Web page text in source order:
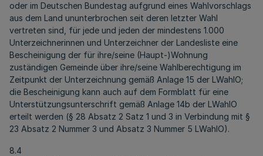
oder im Deutschen Bundestag aufgrund eines Wahlvorschlags
aus dem Land ununterbrochen seit deren letzter Wahl
vertreten sind, für jede und jeden der mindestens 1.000
Unterzeichnerinnen und Unterzeichner der Landesliste eine
Bescheinigung der für ihre/seine (Haupt-)Wohnung
zuständigen Gemeinde über ihre/seine Wahlberechtigung im
Zeitpunkt der Unterzeichnung gemäß Anlage 15 der LWahlO;
die Bescheinigung kann auch auf dem Formblatt für eine
Unterstützungsunterschrift gemäß Anlage 14b der LWahlO
erteilt werden (§ 28 Absatz 2 Satz 1 und 3 in Verbindung mit §
23 Absatz 2 Nummer 3 und Absatz 3 Nummer 5 LWahlO).
8.4